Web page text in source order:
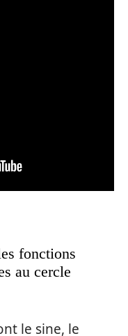
fonctions
au cercle
le sine, le